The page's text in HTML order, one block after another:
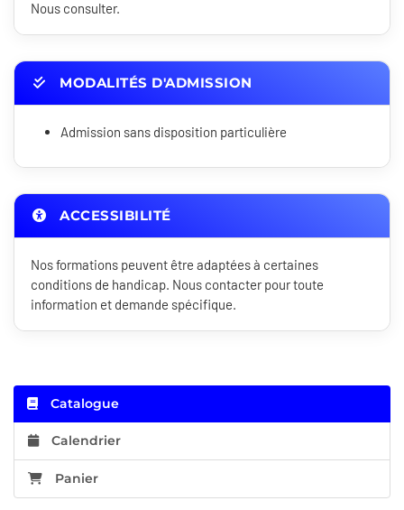
Nous consulter.
MODALITÉS D'ADMISSION
Admission sans disposition particulière
ACCESSIBILITÉ
Nos formations peuvent être adaptées à certaines
conditions de handicap. Nous contacter pour toute
information et demande spécifique.
Catalogue
Calendrier
Panier